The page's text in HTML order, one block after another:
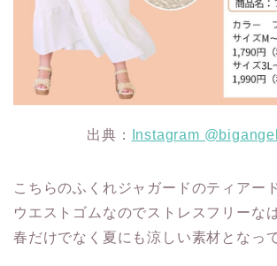
出典： Instagram
こちらのふくれジャガードのティアー
ウエストゴムなのでストレスフリーな
春だけでなく夏にも涼しい素材となっ